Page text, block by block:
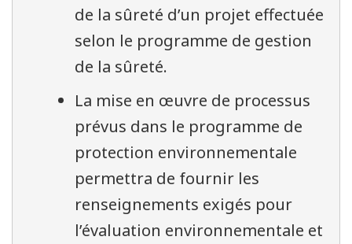
de la sûreté d’un projet effectuée
selon le programme de gestion
de la sûreté.
La mise en œuvre de processus
prévus dans le programme de
protection environnementale
permettra de fournir les
renseignements exigés pour
l’évaluation environnementale et